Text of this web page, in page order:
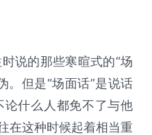
说的那些寒暄式的“场
。但是“场面话”是说话
什么人都免不了与他
在这种时候起着相当重